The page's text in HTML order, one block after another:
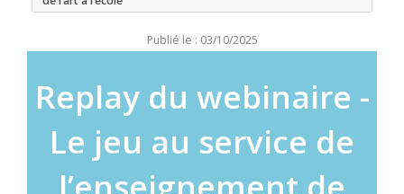
Publié le : 03/10/2025
Replay du webinaire -
Le jeu au service de